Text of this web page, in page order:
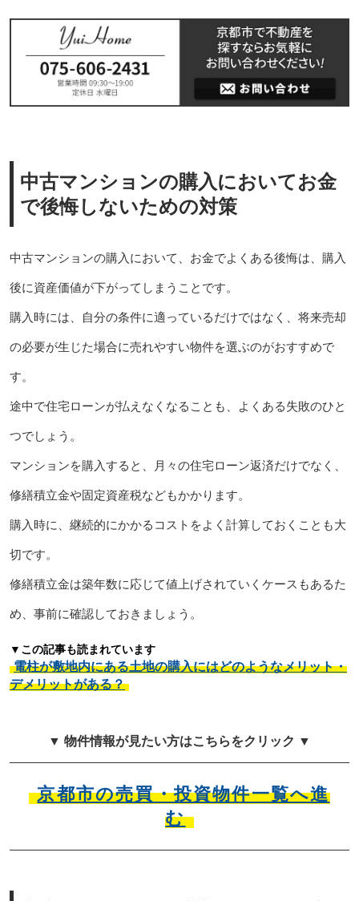
中古マンションの購入においてお金
で後悔しないための対策
中古マンションの購入において、お金でよくある後悔は、購入
後に資産価値が下がってしまうことです。
購入時には、自分の条件に適っているだけではなく、将来売却
の必要が生じた場合に売れやすい物件を選ぶのがおすすめで
す。
途中で住宅ローンが払えなくなることも、よくある失敗のひと
つでしょう。
マンションを購入すると、月々の住宅ローン返済だけでなく、
修繕積立金や固定資産税などもかかります。
購入時に、継続的にかかるコストをよく計算しておくことも大
切です。
修繕積立金は築年数に応じて値上げされていくケースもあるた
め、事前に確認しておきましょう。
▼この記事も読まれています
電柱が敷地内にある土地の購入にはどのようなメリット・
デメリットがある？
▼ 物件情報が見たい方はこちらをクリック ▼
京都市の売買・投資物件一覧へ進
む